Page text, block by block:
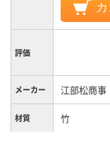
評価
メーカー 江部松商事
材質 竹